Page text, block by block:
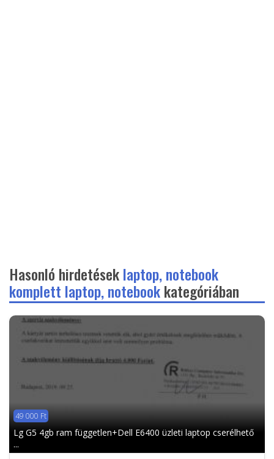
Hasonló hirdetéseklaptop, notebook
komplett laptop, notebookkategóriában
49 000 Ft
Lg G5 4gb ram független+Dell E6400 üzleti laptop cserélhető
...